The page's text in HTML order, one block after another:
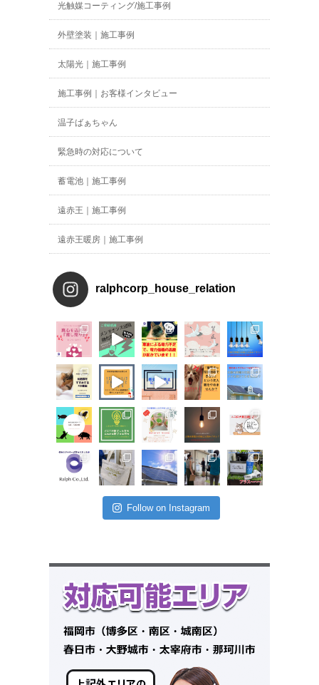
光触媒コーティング/施工事例
外壁塗装｜施工事例
太陽光｜施工事例
施工事例｜お客様インタビュー
温子ばぁちゃん
緊急時の対応について
蓄電池｜施工事例
遠赤王｜施工事例
遠赤王暖房｜施工事例
ralphcorp_house_relation
Follow on Instagram